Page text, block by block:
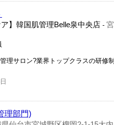
】韓国肌管理Belle泉中央店 -
理サロン?業界トップクラスの研
理部門)